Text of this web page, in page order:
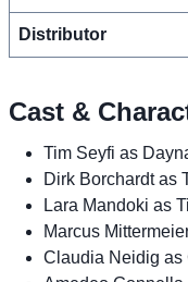
Distributor
Cast &
Tim Seyfi as
Dirk Borchardt as
Lara Mandoki as
Marcus
Claudia Neidig as